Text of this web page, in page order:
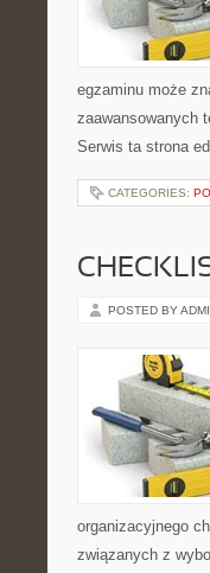
egzaminu może
zaawansowanych
Serwis ta strona
CATEGORIES:
POSTED BY
organizacyjnego
związanych z